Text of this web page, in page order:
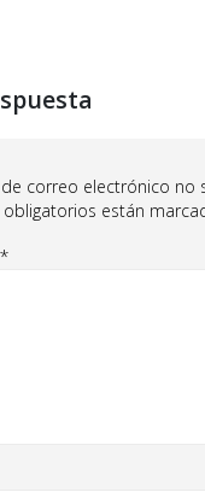
correo electrónico no
están
*